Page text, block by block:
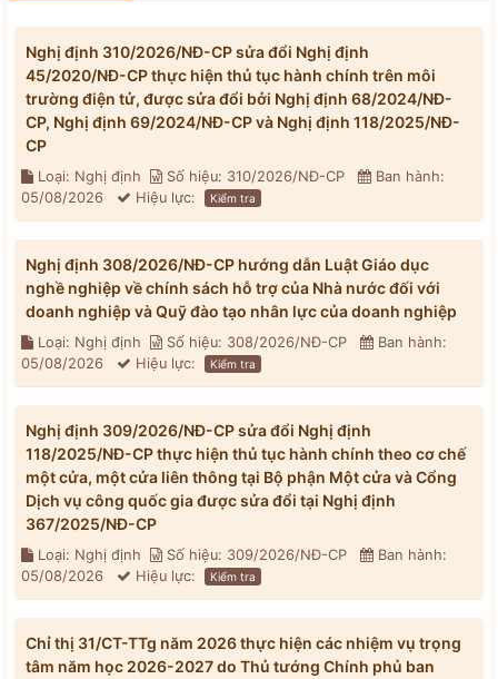
Nghị định 310/2026/NĐ-CP sửa đổi Nghị định
45/2020/NĐ-CP thực hiện thủ tục hành chính trên môi
trường điện tử, được sửa đổi bởi Nghị định 68/2024/NĐ-
CP, Nghị định 69/2024/NĐ-CP và Nghị định 118/2025/NĐ-
CP
Loại: Nghị định Số hiệu: 310/2026/NĐ-CP
Ban hành:
05/08/2026
Hiệu lực: Kiểm tra
Nghị định 308/2026/NĐ-CP hướng dẫn Luật Giáo dục
nghề nghiệp về chính sách hỗ trợ của Nhà nước đối với
doanh nghiệp và Quỹ đào tạo nhân lực của doanh nghiệp
Loại: Nghị định Số hiệu: 308/2026/NĐ-CP
Ban hành:
05/08/2026
Hiệu lực: Kiểm tra
Nghị định 309/2026/NĐ-CP sửa đổi Nghị định
118/2025/NĐ-CP thực hiện thủ tục hành chính theo cơ chế
một cửa, một cửa liên thông tại Bộ phận Một cửa và Cổng
Dịch vụ công quốc gia được sửa đổi tại Nghị định
367/2025/NĐ-CP
Loại: Nghị định Số hiệu: 309/2026/NĐ-CP
Ban hành:
05/08/2026
Hiệu lực: Kiểm tra
Chỉ thị 31/CT-TTg năm 2026 thực hiện các nhiệm vụ trọng
tâm năm học 2026-2027 do Thủ tướng Chính phủ ban